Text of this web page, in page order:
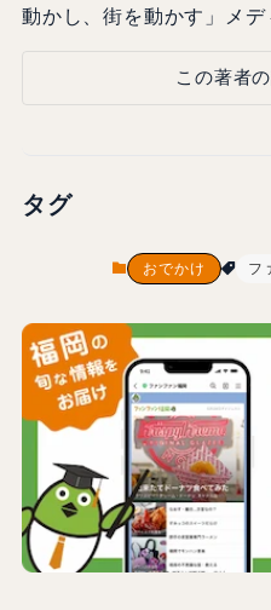
動かし、街を動かす」メデ
この著者
タグ
おでかけ フ